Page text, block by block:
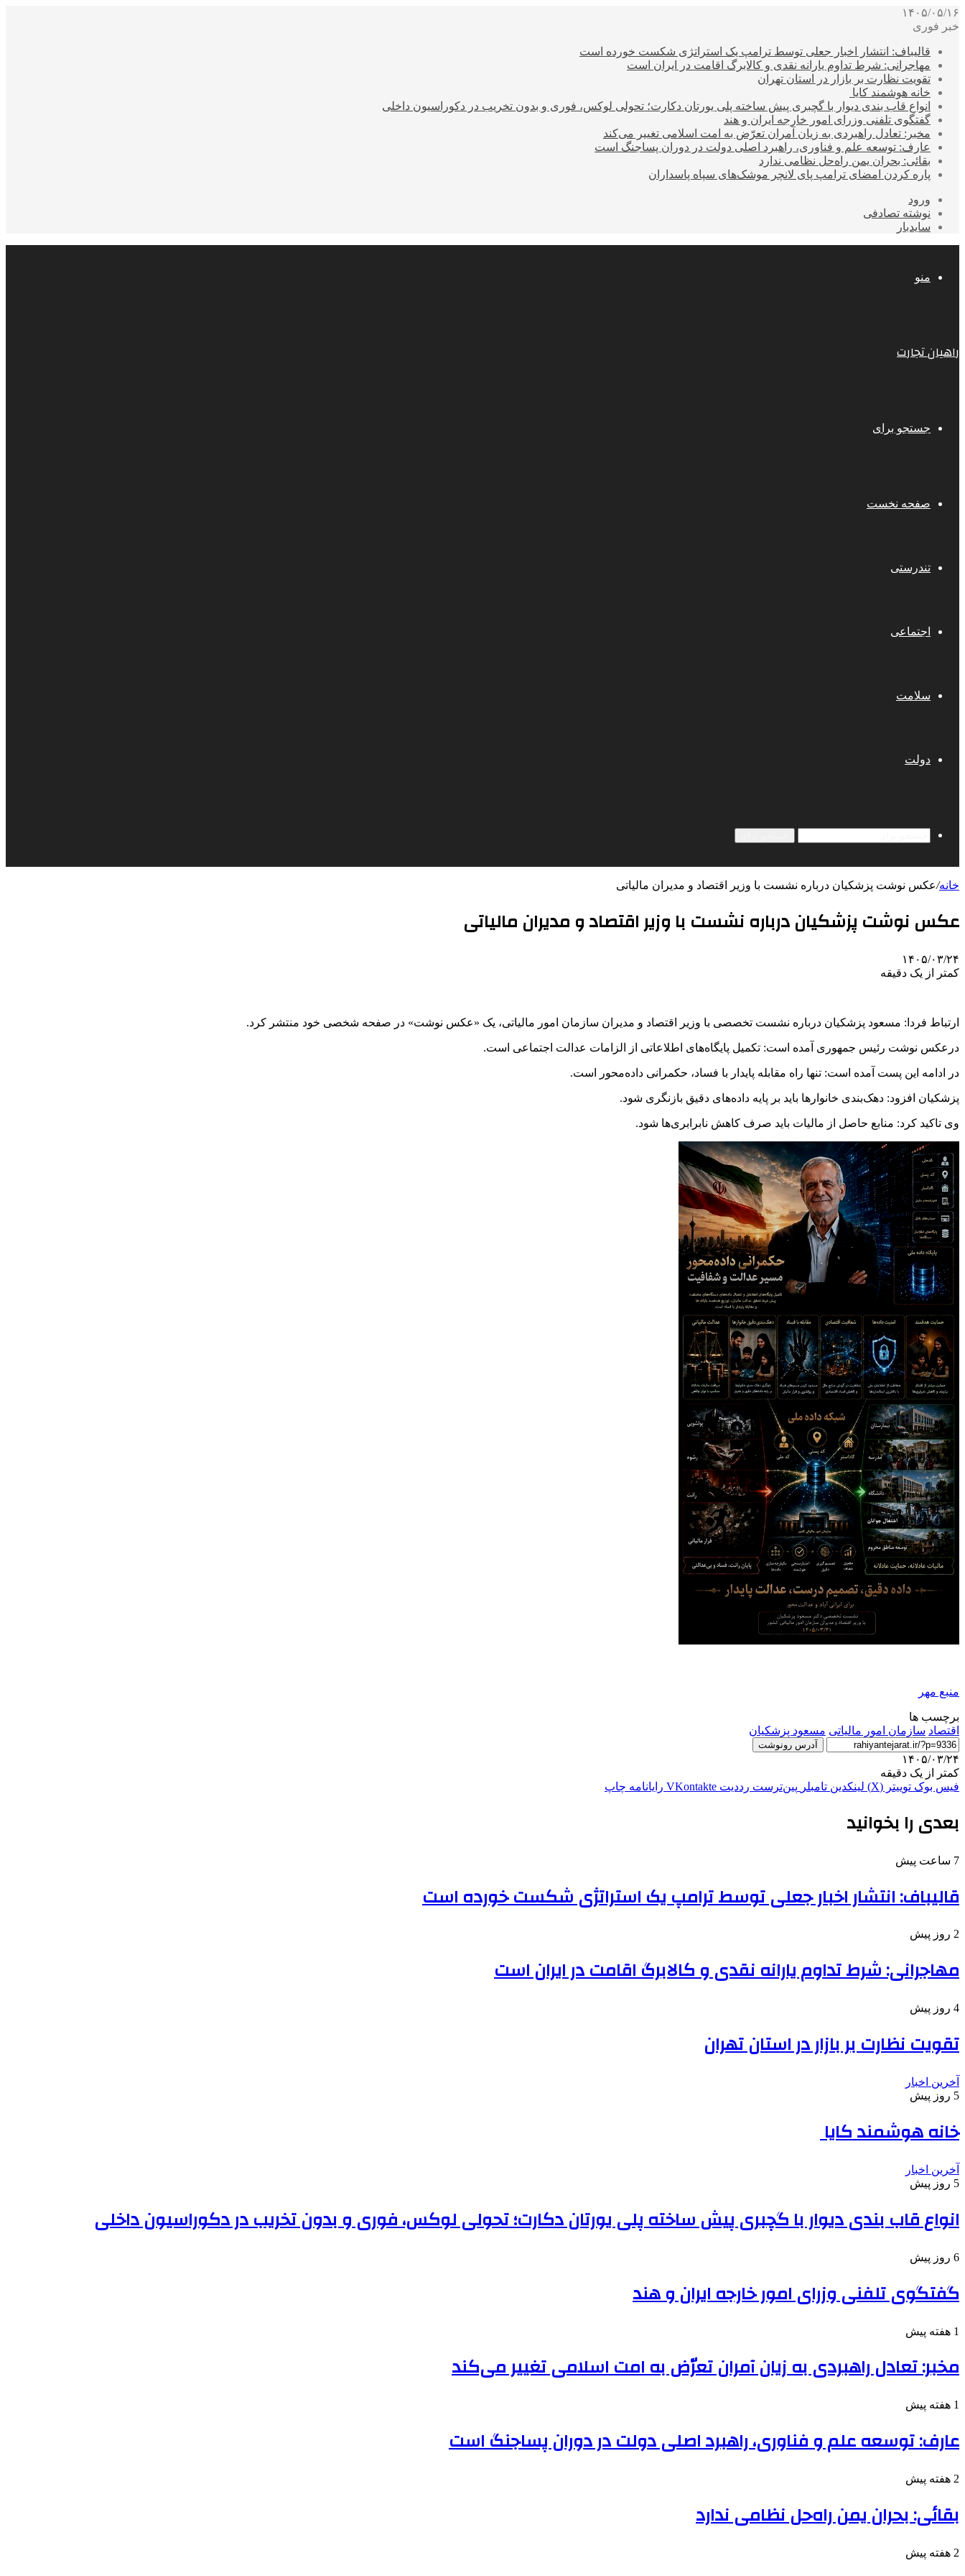
۱۴۰۵/۰۵/۱۶
خبر فوری
قالیباف: انتشار اخبار جعلی توسط ترامپ یک استراتژی شکست خورده است
مهاجرانی: شرط تداوم یارانه نقدی و کالابرگ اقامت در ایران است
تقویت نظارت بر بازار در استان تهران
خانه هوشمند کایا
انواع قاب بندی دیوار با گچبری پیش ساخته پلی یورتان دکارت؛ تحولی لوکس، فوری و بدون تخریب در دکوراسیون داخلی
گفتگوی تلفنی وزرای امور خارجه ایران و هند
مخبر: تعادل راهبردی به زیان آمران تعرّض به امت اسلامی تغییر می‌کند
عارف: توسعه علم و فناوری، راهبرد اصلی دولت در دوران پساجنگ است
بقائی: بحران یمن راه‌حل نظامی ندارد
پاره کردن امضای ترامپ پای لانچر موشک‌های سپاه پاسداران
ورود
نوشته تصادفی
سایدبار
منو
راهیان تجارت
جستجو برای
صفحه نخست
تندرستی
اجتماعی
سلامت
دولت
خانه/عکس نوشت پزشکیان درباره نشست با وزیر اقتصاد و مدیران مالیاتی
عکس نوشت پزشکیان درباره نشست با وزیر اقتصاد و مدیران مالیاتی
۱۴۰۵/۰۳/۲۴
کمتر از یک دقیقه
ارتباط فردا: مسعود پزشکیان درباره نشست تخصصی با وزیر اقتصاد و مدیران سازمان امور مالیاتی، یک «عکس نوشت» در صفحه شخصی خود منتشر کرد.
درعکس نوشت رئیس جمهوری آمده است: تکمیل پایگاه‌های اطلاعاتی از الزامات عدالت اجتماعی است.
در ادامه این پست آمده است: تنها راه مقابله پایدار با فساد، حکمرانی داده‌محور است.
پزشکیان افزود: دهک‌بندی خانوارها باید بر پایه داده‌های دقیق بازنگری شود.
وی تاکید کرد: منابع حاصل از مالیات باید صرف کاهش نابرابری‌ها شود.
منبع مهر
برچسب ها
اقتصاد سازمان امور مالیاتی مسعود پزشکیان
آدرس رونوشت
۱۴۰۵/۰۳/۲۴
کمتر از یک دقیقه
فیس بوک توییتر (X) لینکدین ‫تامبلر ‫پین‌ترست ‫رددیت ‫VKontakte رایانامه چاپ
بعدی را بخوانید
7 ساعت پیش
قالیباف: انتشار اخبار جعلی توسط ترامپ یک استراتژی شکست خورده است
2 روز پیش
مهاجرانی: شرط تداوم یارانه نقدی و کالابرگ اقامت در ایران است
4 روز پیش
تقویت نظارت بر بازار در استان تهران
آخرین اخبار
5 روز پیش
خانه هوشمند کایا
آخرین اخبار
5 روز پیش
انواع قاب بندی دیوار با گچبری پیش ساخته پلی یورتان دکارت؛ تحولی لوکس، فوری و بدون تخریب در دکوراسیون داخلی
6 روز پیش
گفتگوی تلفنی وزرای امور خارجه ایران و هند
1 هفته پیش
مخبر: تعادل راهبردی به زیان آمران تعرّض به امت اسلامی تغییر می‌کند
1 هفته پیش
عارف: توسعه علم و فناوری، راهبرد اصلی دولت در دوران پساجنگ است
2 هفته پیش
بقائی: بحران یمن راه‌حل نظامی ندارد
2 هفته پیش